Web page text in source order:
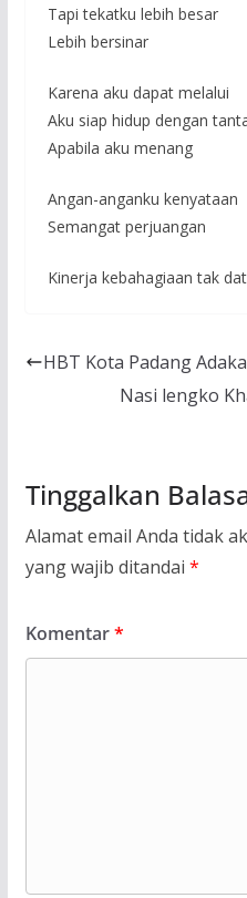
Tapi tekatku lebih besar
Lebih bersinar
Karena aku dapat melalui
Aku siap hidup dengan
Apabila aku menang
Angan-anganku kenyataan
Semangat perjuangan
Kinerja kebahagiaan tak
HBT Kota Padang
Nasi lengko
Tinggalkan
Alamat email Anda tidak
yang wajib ditandai *
Komentar*